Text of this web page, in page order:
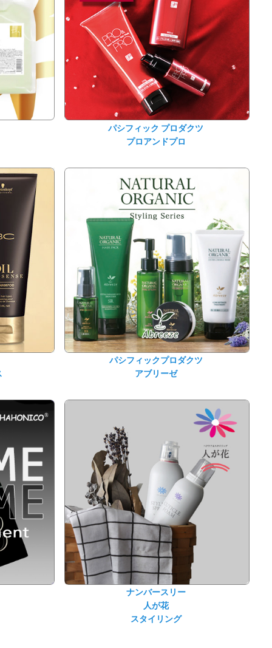
パシフィック プロダクツ
プロアンドプロ
パシフィックプロダクツ
アブリーゼ
ナンバースリー
人が花
スタイリング